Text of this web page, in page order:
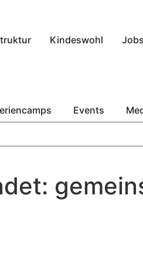
Kindeswohl Jobs
Events